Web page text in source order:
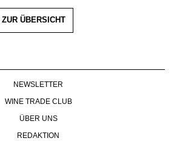
ÜBERSICHT
NEWSLETTER
WINE TRADE CLUB
ÜBER UNS
REDAKTION